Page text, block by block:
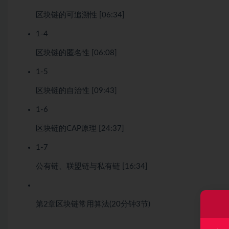
区块链的可追溯性 [06:34]
1-4
区块链的匿名性 [06:08]
1-5
区块链的自治性 [09:43]
1-6
区块链的CAP原理 [24:37]
1-7
公有链、联盟链与私有链 [16:34]
第2章 区块链常用算法 (20分钟3节)